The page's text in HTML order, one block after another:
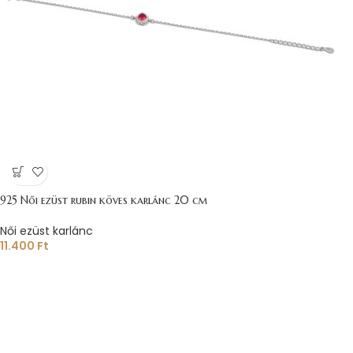
925 Női ezüst rubin köves karlánc 20 cm
Női ezüst karlánc
11.400 Ft